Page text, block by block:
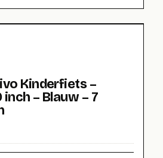
Kinderfiets –
inch – Blauw – 7